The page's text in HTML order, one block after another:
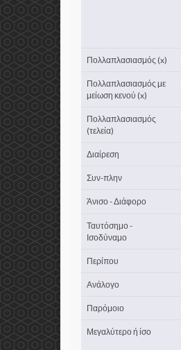
Πολλαπλασιασμός (x)
Πολλαπλασιασμός με
μείωση κενού (x)
Πολλαπλασιασμός
(τελεία)
Διαίρεση
Συν-πλην
Άνισο - Διάφορο
Ταυτόσημο -
Ισοδύναμο
Περίπου
Ανάλογο
Παρόμοιο
Μεγαλύτερο ή ίσο